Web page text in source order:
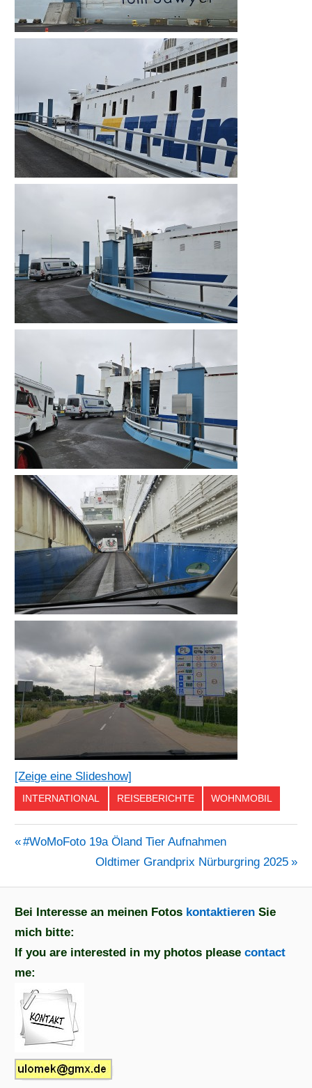
[Zeige eine Slideshow]
INTERNATIONAL REISEBERICHTE WOHNMOBIL
Beitragsnavigation
Vorheriger
#WoMoFoto 19a Öland Tier Aufnahmen
Nächster
Oldtimer Grandprix Nürburgring 2025
Bei Interesse an meinen Fotos kontaktieren Sie
mich bitte:
If you are interested in my photos pleasecontact
me: